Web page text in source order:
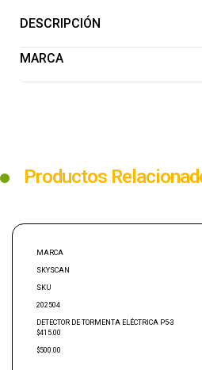
DESCRIPCIÓN
MARCA
Productos
MARCA
SKYSCAN
SKU
202504
DETECTOR DE TORMENTA ELÉCTRICA P5-3
$415.00
$500.00